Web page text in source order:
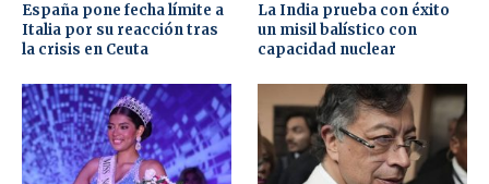
España pone fecha límite a
Italia por su reacción tras
la crisis en Ceuta
La India prueba con éxito
un misil balístico con
capacidad nuclear